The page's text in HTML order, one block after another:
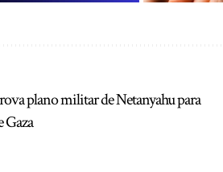
plano militar de Netanyahu para
Gaza